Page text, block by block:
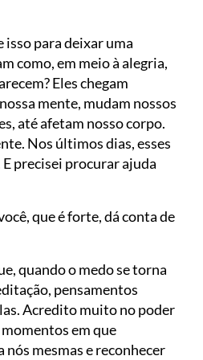
para deixar uma
como, em meio à alegria,
Eles chegam
mente, mudam nossos
até afetam nosso corpo.
Nos últimos dias, esses
precisei procurar ajuda
que é forte, dá conta de
quando o medo se torna
pensamentos
Acredito muito no poder
momentos em que
mesmas e reconhecer